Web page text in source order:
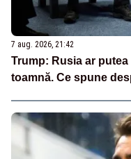
7 aug. 2026, 21:42
Trump: Rusia ar
toamnă. Ce spune